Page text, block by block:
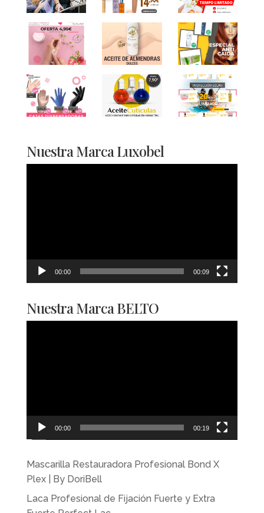
Nuestra Marca Luxobel
00:00 00:09
Nuestra Marca BELTO
00:00 00:19
Mascarilla Restauradora Profesional Bond X
Plex | By DoriBell
Laca Profesional de Fijación Fuerte y Extra